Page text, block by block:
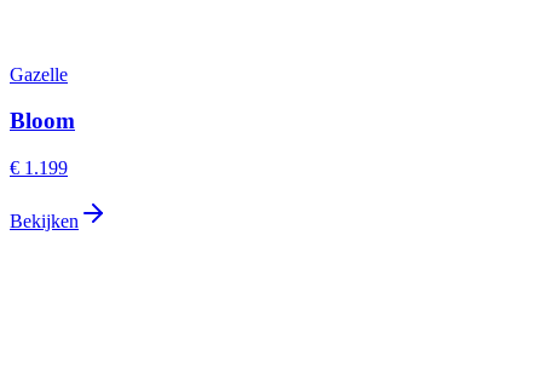
Gazelle
Bloom
€ 1.199
Bekijken